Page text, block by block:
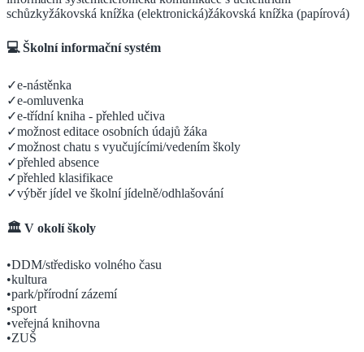
schůzkyžákovská knížka (elektronická)žákovská knížka (papírová)
💻 Školní informační systém
✓e-nástěnka
✓e-omluvenka
✓e-třídní kniha - přehled učiva
✓možnost editace osobních údajů žáka
✓možnost chatu s vyučujícími/vedením školy
✓přehled absence
✓přehled klasifikace
✓výběr jídel ve školní jídelně/odhlašování
🏛️ V okolí školy
•DDM/středisko volného času
•kultura
•park/přírodní zázemí
•sport
•veřejná knihovna
•ZUŠ